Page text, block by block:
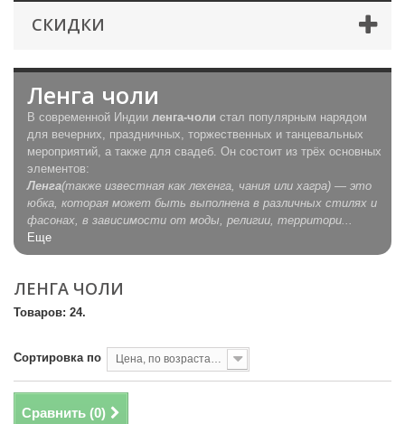
СКИДКИ
Ленга чоли
В современной Индии ленга-чоли стал популярным нарядом
для вечерних, праздничных, торжественных и танцевальных
мероприятий, а также для свадеб. Он состоит из трёх основных
элементов:
Ленга(также известная как лехенга, чания или хагра) — это
юбка, которая может быть выполнена в различных стилях и
фасонах, в зависимости от моды, религии, территори...
Еще
ЛЕНГА ЧОЛИ
Товаров: 24.
Сортировка по Цена, по возрастанию
Сравнить (0)